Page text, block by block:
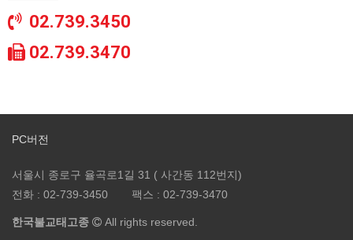
02.739.3450
02.739.3470
PC버전
서울시 종로구 율곡로1길 31 ( 사간동 112번지)
전화 : 02-739-3450 팩스 : 02-739-3470
한국불교태고종 All rights reserved.